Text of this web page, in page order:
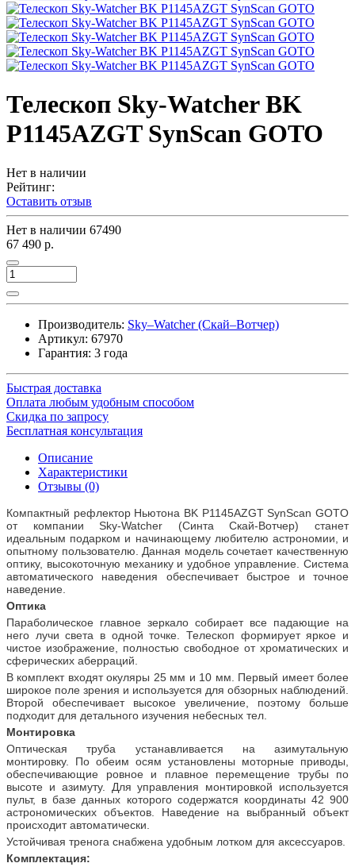
Телескоп Sky-Watcher BK
P1145AZGT SynScan GOTO
Нет в наличии
Рейтинг:
Оставить отзыв
Нет в наличии 67490
67 490 р.
Производитель: Sky–Watcher (Скай–Вотчер)
Артикул: 67970
Гарантия: 3 года
Быстрая доставка
Оплата любым удобным способом
Скидка по запросу
Бесплатная консультация
Описание
Характеристики
Отзывы (0)
Компактный рефлектор Ньютона BK P1145AZGT SynScan GOTO
от компании Sky-Watcher (Синта Скай-Вотчер) станет
идеальным подарком и начинающему любителю астрономии, и
опытному пользователю. Данная модель сочетает качественную
оптику, высокоточную механику и удобное управление. Система
автоматического наведения обеспечивает быстрое и точное
наведение.
Оптика
Параболическое главное зеркало собирает все падающие на
него лучи света в одной точке. Телескоп формирует яркое и
чистое изображение, полностью свободное от хроматических и
сферических аберраций.
В комплект входят окуляры 25 мм и 10 мм. Первый имеет более
широкое поле зрения и используется для обзорных наблюдений.
Второй обеспечивает высокое увеличение, поэтому больше
подходит для детального изучения небесных тел.
Монтировка
Оптическая труба устанавливается на азимутальную
монтировку. По обеим осям установлены моторные приводы,
обеспечивающие ровное и плавное перемещение трубы по
высоте и азимуту. Для управления монтировкой используется
пульт, в базе данных которого содержатся координаты 42 900
астрономических объектов. Наведение на выбранный объект
происходит автоматически.
Устойчивая тренога снабжена удобным лотком для аксессуаров.
Комплектация: